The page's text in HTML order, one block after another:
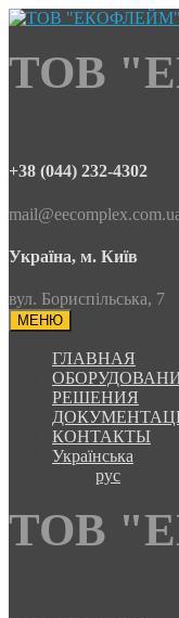
ТОВ
+38 (044) 232-4302
Україна, м. Київ
вул. Бориспільська, 7
МЕНЮ
ГЛАВНАЯ
РЕШЕНИЯ
КОНТАКТЫ
Українська
рус
ТОВ